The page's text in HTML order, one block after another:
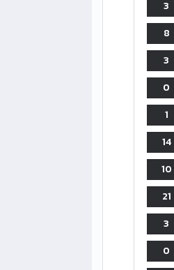
3
8
3
0
1
14
10
21
3
0